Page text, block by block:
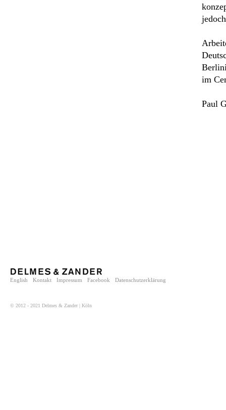
im
Paul
English Kontakt Impressum Facebook Datenschutzerklärung
© 2012 - 2021 Delmes & Zander | Köln